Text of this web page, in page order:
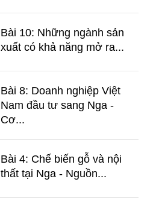
Bài 10: Những ngành sản
xuất có khả năng mở ra...
Bài 8: Doanh nghiệp Việt
Nam đầu tư sang Nga -
Cơ...
Bài 4: Chế biến gỗ và nội
thất tại Nga - Nguồn...